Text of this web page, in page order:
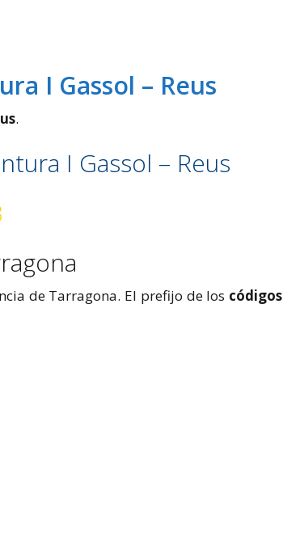
I Gassol – Reus
.
I Gassol – Reus
de Tarragona. El prefijo de los códigos